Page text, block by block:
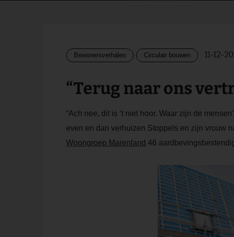
Bewonersverhalen Circulair bouwen 11-12-
“Terug naar ons
“Ach nee, dit is ‘t niet hoor. Waar zijn de
even en dan verhuizen Stoppels en zijn vrouw
Woongroep Marenland 46